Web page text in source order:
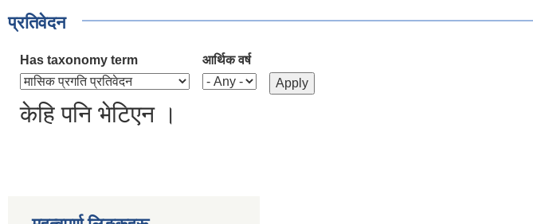
प्रतिवेदन
Has taxonomy term आर्थिक वर्ष
केहि पनि भेटिएन ।